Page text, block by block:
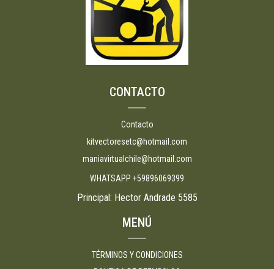
CONTACTO
Contacto
kitvectoresetc@hotmail.com
maniavirtualchile@hotmail.com
WHATSAPP +59896069399
Principal: Hector Andrade 5585
MENÚ
TÉRMINOS Y CONDICIONES